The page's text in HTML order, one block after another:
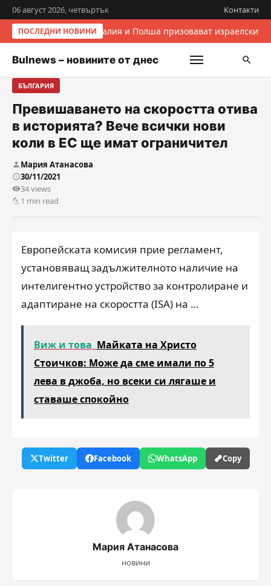
06 август 2026, четвъртък Контакти
ПОСЛЕДНИ НОВИНИИталия и Полша призовават
Bulnews – новините от днес
БЪЛГАРИЯ
Превишaването на скоростта отива
в историята? Вече всички нови
коли в ЕС ще имат ограничител
Мария Атанасова
30/11/2021
34 views
1 min read
Европейската комисия прие регламент,
установяващ задължителното наличие на
интелигентно устройство за контролиране и
адаптиране на скоростта (ISA) на …
Виж и това Майката на Христо
Стоичков: Може да сме имали по 5
лева в джоба, но всеки си лягаше и
ставаше спокойно
Twitter Facebook WhatsApp Copy
Мария Атанасова
новини